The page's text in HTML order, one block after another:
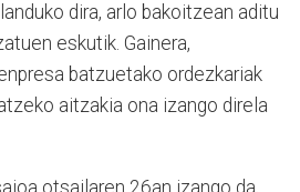
dira, arlo bakoitzean aditu
eskutik. Gainera,
batzuetako ordezkariak
aitzakia ona izango direla